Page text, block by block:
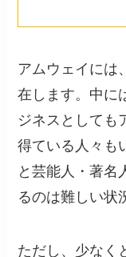
アムウェイには
在します。中に
ジネスとしても
得ている人々も
と芸能人・著名
るのは難しい状
ただし、少なく